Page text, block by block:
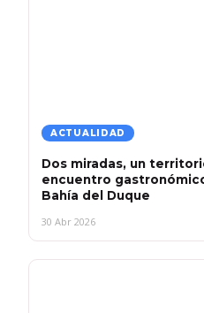
ACTUALIDAD
Dos miradas, un
encuentro
Bahía del Duque
30 Abr 2026